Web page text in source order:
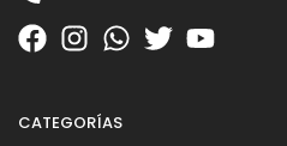
CATEGORÍAS